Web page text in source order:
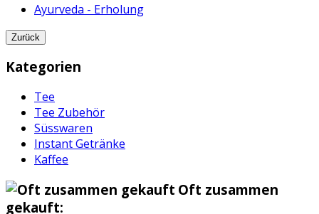
Ayurveda - Erholung
Zurück
Kategorien
Tee
Tee Zubehör
Süsswaren
Instant Getränke
Kaffee
Oft zusammen
gekauft: